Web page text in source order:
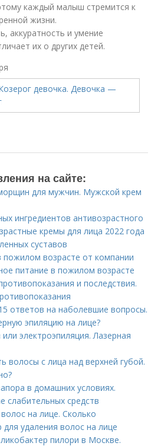
каждый малыш стремится к
жизни.
аккуратность и умение
их о других детей.
на сайте:
для мужчин. Мужской крем
ингредиентов антивозрастного
кремы для лица 2022 года
суставов
пожилом возрасте от компании
питание в пожилом возрасте
и последствия.
ответов на наболевшие вопросы.
эпиляцию на лице?
электроэпиляция. Лазерная
волосы с лица над верхней губой.
в домашних условиях.
слабительных средств
на лице. Сколько
удаления волос на лице
пилори в Москве.